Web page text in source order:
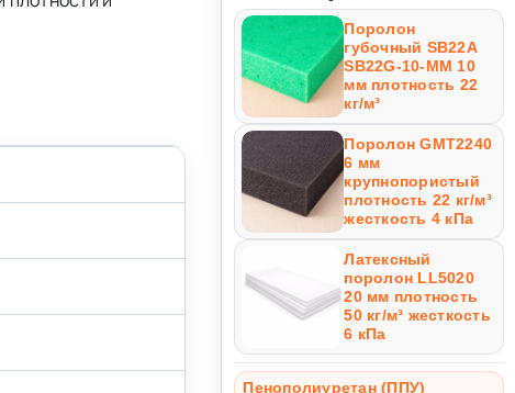
Поролон
губочный SB22A
SB22G-10-MM 10
мм плотность 22
кг/м³
Поролон GMT2240
6 мм
крупнопористый
плотность 22 кг/м³
жесткость 4 кПа
Латексный
поролон LL5020
20 мм плотность
50 кг/м³ жесткость
6 кПа
Пенополиуретан (ППУ)